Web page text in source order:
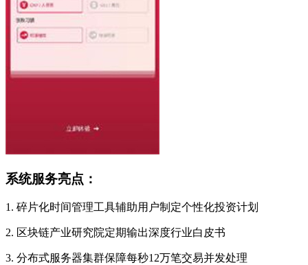
系统服务亮点：
1. 碎片化时间管理工具辅助用户制定个性化投资计划
2. 区块链产业研究院定期输出深度行业白皮书
3. 分布式服务器集群保障每秒12万笔交易并发处理